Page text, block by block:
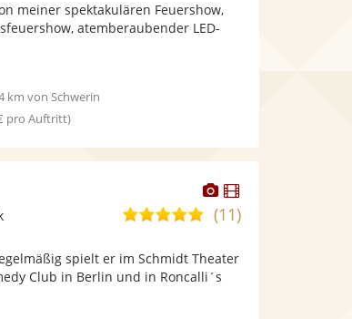
bereit.
5
Sternen
meiner spektakulären Feuershow,
atemberaubender LED-
km von Schwerin
pro Auftritt)
Dieser
Künstler
stellt
bereit.
Dieser
Künstler
5,0
5
Sternen
(11)
spielt er im Schmidt Theater
Club in Berlin und in Roncalli´s